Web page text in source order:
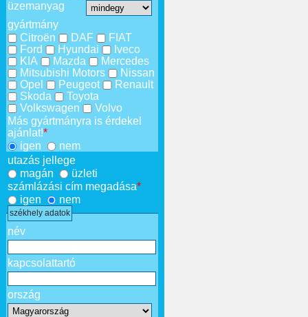
üzemanyag
gyártmány
Citroën
DAF
FIAT
Ford
Hyundai
Iveco
KIA
Mazda
Mercedes
Mitsubishi Motors
Nissan
Opel
Peugeot
Renault
Skoda
Toyota
Volkswagen
Volvo
Más gyártmányra is érdekel
ajánlat!*
igen
nem
utazás jellege
magán
üzleti
számlázási cím megadása*
igen
nem
székhely adatok
név
kapcsolattartó
ország